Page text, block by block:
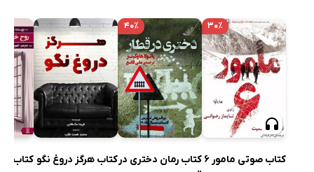
۳۰٪
کتاب صوتی مامور 6
۴۰٪
کتاب رمان دختری درکتاب هرگز دروغ نگو کتاب